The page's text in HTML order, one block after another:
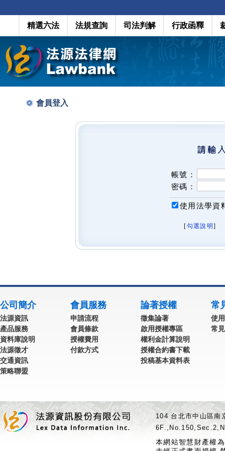
精選六法 法規查詢 司法判解 行政函釋
會員登入
帳號：
密碼：
使用法學資
[勾選說明 ]
公司簡介
法源資訊
產品服務
資料庫說明
法源徵才
交通資訊
策略聯盟
會員服務
申請流程
會員條款
授權費用
付款方式
論著授權
徵集論著
啟用授權專區
權利金計算說明
授權合約書下載
投稿基本資料表
常
使
常
104 台北市中山區
本網站智慧財產權